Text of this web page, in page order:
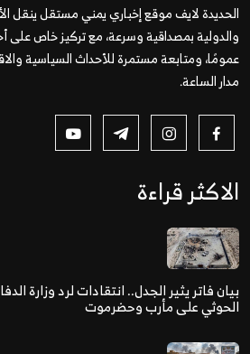
الحديدة لايف موقع إخباري يمني مستقل ينقل
والدولية بمصداقية وسرعة، مع تركيز خاص على
عمومًا، ومتابعة مستمرة للأحداث السياسية
مدار الساعة.
الاكثر قراءة
بيان فاتر يثير الجدل.. انتقادات لرد وزارة
الحوثي على مأرب وحضرموت